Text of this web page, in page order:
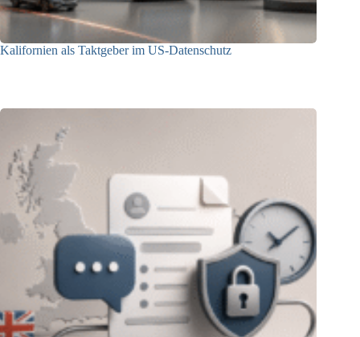
Kalifornien als Taktgeber im US-Datenschutz